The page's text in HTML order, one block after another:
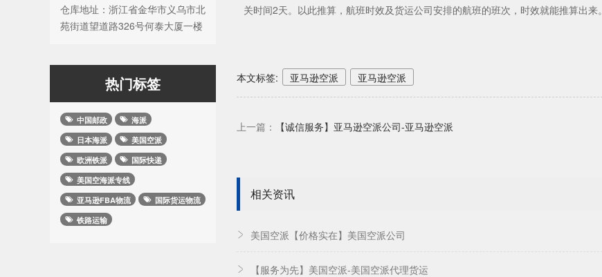
仓库地址：浙江省金华市义乌市北
苑街道望道路326号何泰大厦一楼
热门标签
中国邮政
海派
日本海派
美国空派
欧洲铁派
国际快递
美国空海派专线
亚马逊FBA物流
国际货运物流
铁路运输
关时间2天。以此推算，航班时效及货运公司安排的航班的班次，时效就能推算出来。
本文标签: 亚马逊空派 亚马逊空派
上一篇： 【诚信服务】亚马逊空派公司-亚马逊空派
相关资讯
美国空派【价格实在】美国空派公司
【服务为先】美国空派-美国空派代理货运